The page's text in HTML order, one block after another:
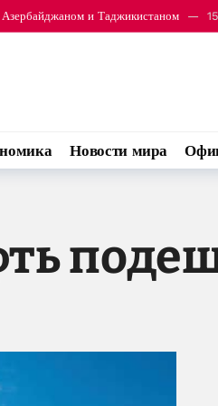
16:14
Новости мира